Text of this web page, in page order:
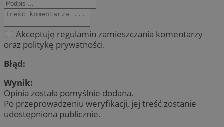
Akceptuję regulamin zamieszczania komentarzy
oraz politykę prywatności.
Błąd:
Wynik:
Opinia została pomyślnie dodana.
Po przeprowadzeniu weryfikacji, jej treść zostanie
udostępniona publicznie.